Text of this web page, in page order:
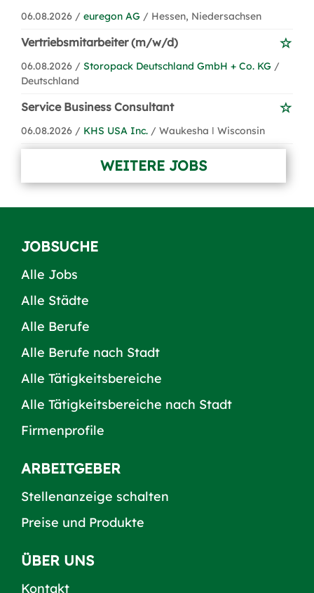
06.08.2026 / euregon AG / Hessen, Niedersachsen
Vertriebsmitarbeiter (m/w/d)
06.08.2026 / Storopack Deutschland GmbH + Co. KG /
Deutschland
Service Business Consultant
06.08.2026 / KHS USA Inc. / Waukesha ǀ Wisconsin
WEITERE JOBS
JOBSUCHE
Alle Jobs
Alle Städte
Alle Berufe
Alle Berufe nach Stadt
Alle Tätigkeitsbereiche
Alle Tätigkeitsbereiche nach Stadt
Firmenprofile
ARBEITGEBER
Stellenanzeige schalten
Preise und Produkte
ÜBER UNS
Kontakt